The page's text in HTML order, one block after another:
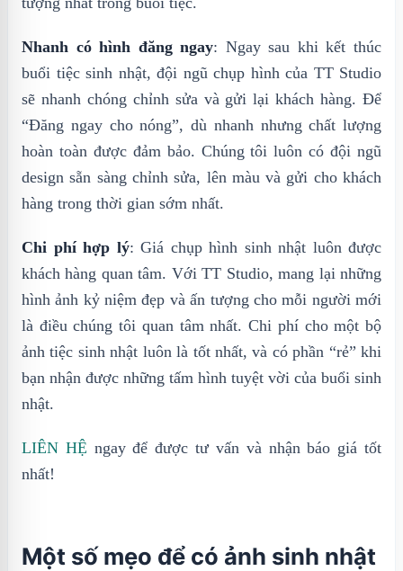
Nhanh có hình đăng ngay: Ngay sau khi kết thúc
buổi tiệc sinh nhật, đội ngũ chụp hình của TT Studio
sẽ nhanh chóng chỉnh sửa và gửi lại khách hàng. Để
“Đăng ngay cho nóng”, dù nhanh nhưng chất lượng
hoàn toàn được đảm bảo. Chúng tôi luôn có đội ngũ
design sẵn sàng chỉnh sửa, lên màu và gửi cho khách
hàng trong thời gian sớm nhất.
Chi phí hợp lý: Giá chụp hình sinh nhật luôn được
khách hàng quan tâm. Với TT Studio, mang lại những
hình ảnh kỷ niệm đẹp và ấn tượng cho mỗi người mới
là điều chúng tôi quan tâm nhất. Chi phí cho một bộ
ảnh tiệc sinh nhật luôn là tốt nhất, và có phần “rẻ” khi
bạn nhận được những tấm hình tuyệt vời của buổi sinh
nhật.
LIÊN HỆ ngay để được tư vấn và nhận báo giá tốt
nhất!
Một số mẹo để có ảnh sinh nhật